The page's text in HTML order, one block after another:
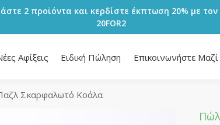
2 προϊόντα και κερδίστε έκπτωση 20% με τον
20FOR2
Αφίξεις Ειδική Πώληση Επικοινωνήστε
Σκαρφαλωτό Κοάλα